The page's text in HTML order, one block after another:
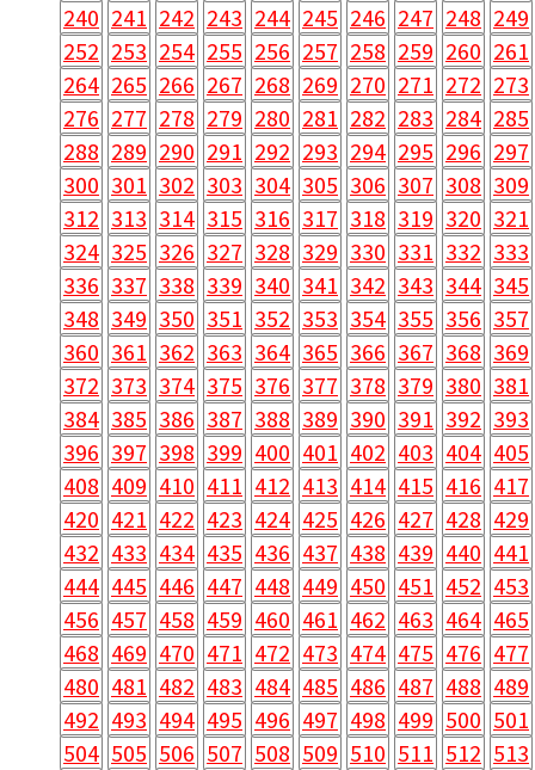
240 241 242 243 244 245 246 247 248 249
252 253 254 255 256 257 258 259 260 261
264 265 266 267 268 269 270 271 272 273
276 277 278 279 280 281 282 283 284 285
288 289 290 291 292 293 294 295 296 297
300 301 302 303 304 305 306 307 308 309
312 313 314 315 316 317 318 319 320 321
324 325 326 327 328 329 330 331 332 333
336 337 338 339 340 341 342 343 344 345
348 349 350 351 352 353 354 355 356 357
360 361 362 363 364 365 366 367 368 369
372 373 374 375 376 377 378 379 380 381
384 385 386 387 388 389 390 391 392 393
396 397 398 399 400 401 402 403 404 405
408 409 410 411 412 413 414 415 416 417
420 421 422 423 424 425 426 427 428 429
432 433 434 435 436 437 438 439 440 441
444 445 446 447 448 449 450 451 452 453
456 457 458 459 460 461 462 463 464 465
468 469 470 471 472 473 474 475 476 477
480 481 482 483 484 485 486 487 488 489
492 493 494 495 496 497 498 499 500 501
504 505 506 507 508 509 510 511 512 513